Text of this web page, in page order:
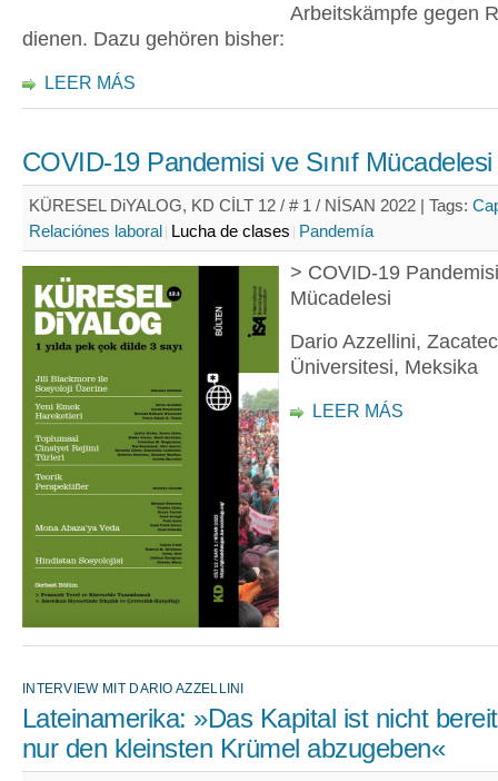
Arbeitskämpfe gegen
dienen. Dazu gehören bisher:
LEER MÁS
COVID-19 Pandemisi ve Sınıf Mücadelesi
KÜRESEL DiYALOG, KD CİLT 12 / # 1 / NİSAN 2022 | Tags:
Relaciónes laboral Lucha de clases Pandemía
> COVID-19 Pandemisi
Mücadelesi
Dario Azzellini,
Üniversitesi, Meksika
LEER MÁS
INTERVIEW MIT DARIO AZZELLINI
Lateinamerika: »Das Kapital ist nicht
nur den kleinsten Krümel abzugeben«